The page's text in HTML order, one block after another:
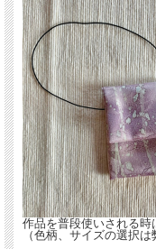
作品を普段使いされる時
（色柄、サイズの選択は